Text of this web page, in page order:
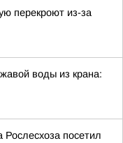
перекроют из-за
воды из крана:
посетил